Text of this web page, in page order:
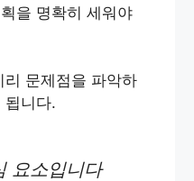
을 명확히 세워야
문제점을 파악하
됩니다.
요소입니다